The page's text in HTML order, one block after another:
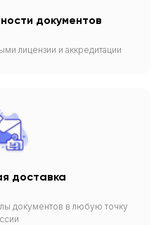
документов
лицензии и аккредитации
доставка
документов в любую точку